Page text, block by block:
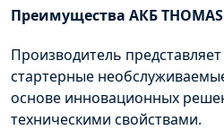
Преимущества АКБTHOMAS
Производитель представляет
стартерные
основе инновационных
техническими свойствами.